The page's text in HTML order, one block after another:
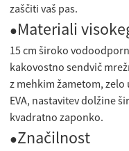
zaščiti vaš pas.
●Materiali
15 cm široko
kakovostno sendvič
z mehkim žametom,
EVA, nastavitev dolžine
kvadratno zaponko.
●Značilnost